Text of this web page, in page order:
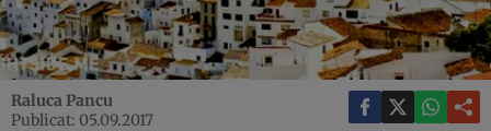
Raluca Pancu
Publicat: 05.09.2017